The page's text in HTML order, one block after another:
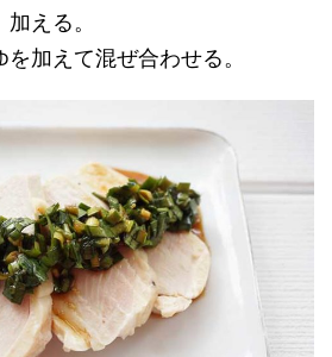
える。
加えて混ぜ合わせる。